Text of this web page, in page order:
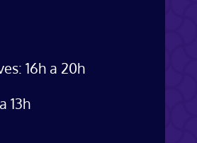
16h a 20h
13h